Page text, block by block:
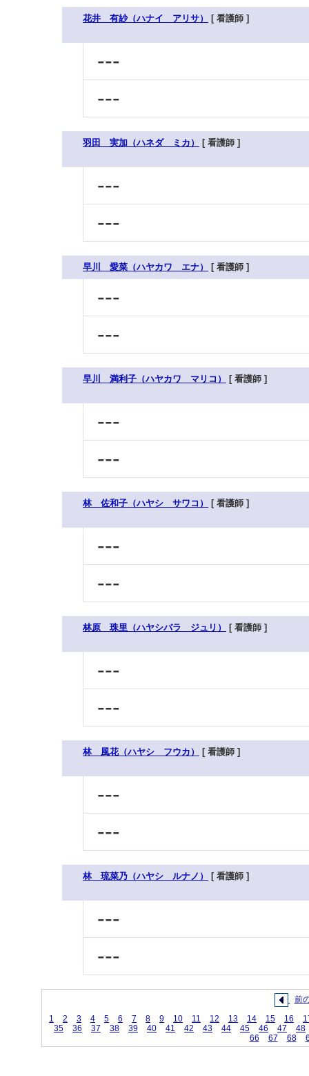
花井 有紗（ハナイ アリサ） [ 看護師 ]
---
---
羽田 実加（ハネダ ミカ） [ 看護師 ]
---
---
早川 愛菜（ハヤカワ エナ） [ 看護師 ]
---
---
早川 満利子（ハヤカワ マリコ） [ 看護師 ]
---
---
林 佐和子（ハヤシ サワコ） [ 看護師 ]
---
---
林原 珠里（ハヤシバラ ジュリ） [ 看護師 ]
---
---
林 風花（ハヤシ フウカ） [ 看護師 ]
---
---
林 琉菜乃（ハヤシ ルナノ） [ 看護師 ]
---
---
前
1
2 3 4 5 6 7 8 9 10 11 12 13 14 15 16
35
36 37 38 39 40 41 42 43 44 45 46 47
48
66
67 68